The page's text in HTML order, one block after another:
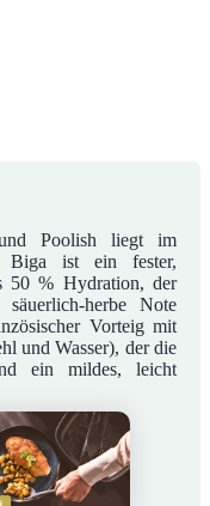
Poolish liegt im
Biga ist ein fester,
50 % Hydration, der
herbe Note
Vorteig mit
und Wasser), der die
ein mildes, leicht